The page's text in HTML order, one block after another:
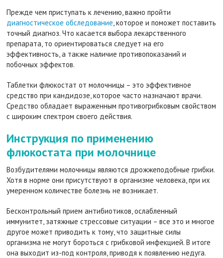
Прежде чем приступать к лечению, важно пройти
диагностическое обследование, которое и поможет поставить
точный диагноз. Что касается выбора лекарственного
препарата, то ориентироваться следует на его
эффективность, а также наличие противопоказаний и
побочных эффектов.
Таблетки флюкостат от молочницы – это эффективное
средство при кандидозе, которое часто назначают врачи.
Средство обладает выраженным противогрибковым свойством
с широким спектром своего действия.
Инструкция по применению
флюкостата при молочнице
Возбудителями молочницы являются дрожжеподобные грибки.
Хотя в норме они присутствуют в организме человека, при их
умеренном количестве болезнь не возникает.
Бесконтрольный прием антибиотиков, ослабленный
иммунитет, затяжные стрессовые ситуации – все это и многое
другое может приводить к тому, что защитные силы
организма не могут бороться с грибковой инфекцией. В итоге
она выходит из-под контроля, приводя к появлению недуга.